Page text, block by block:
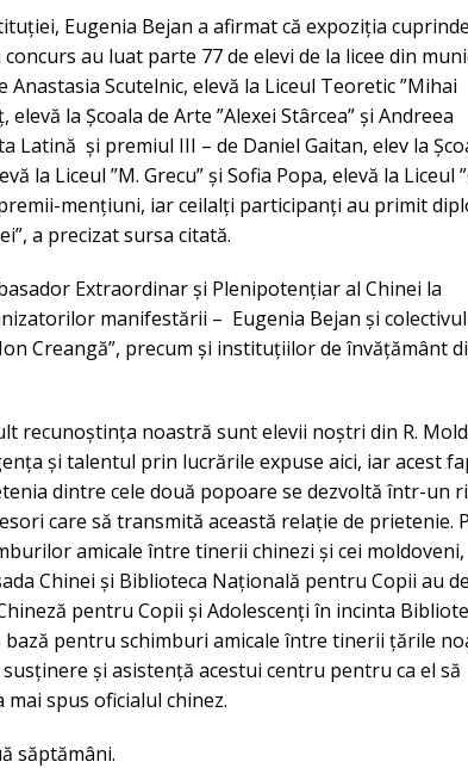
Eugenia Bejan a afirmat că expoziția
au luat parte 77 de elevi de la licee din
Scutelnic, elevă la Liceul Teoretic ”Mihai
la Școala de Arte ”Alexei Stârcea” și Andreea
Latină și premiul III – de Daniel Gaitan, elev la
la Liceul ”M. Grecu” și Sofia Popa, elevă la Liceul
mențiuni, iar ceilalți participanți au primit
a precizat sursa citată.
Extraordinar și Plenipotențiar al Chinei la
manifestării – Eugenia Bejan și colectivul
Creangă”, precum și instituțiilor de învățământ
recunoștința noastră sunt elevii noștri din R.
și talentul prin lucrările expuse aici, iar acest
dintre cele două popoare se dezvoltă într-un
care să transmită această relație de prietenie.
amicale între tinerii chinezi și cei moldoveni,
Chinei și Biblioteca Națională pentru Copii au
pentru Copii și Adolescenți în incinta
bază pentru schimburi amicale între tinerii țările
și asistență acestui centru pentru ca el să
mai spus oficialul chinez.
săptămâni.